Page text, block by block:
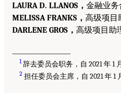
LAURA D. LLANOS， 金融业务
MELISSA FRANKS， 高级项目
DARLENE GROS， 高级项目助
1辞去委员会职务，自 2021 年 1
2 担任委员会主席，自 2021 年 1